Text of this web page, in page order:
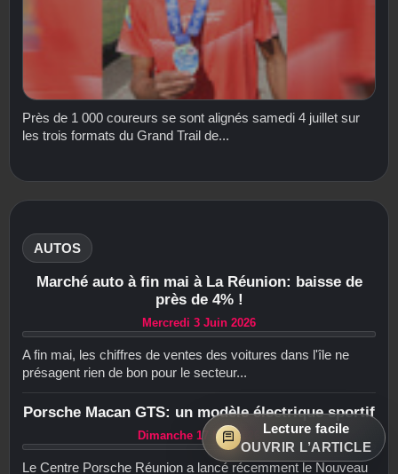
Près de 1 000 coureurs se sont alignés samedi 4 juillet sur
les trois formats du Grand Trail de...
AUTOS
Marché auto à fin mai à La Réunion: baisse de
près de 4% !
Mercredi 3 Juin 2026
A fin mai, les chiffres de ventes des voitures dans l'île ne
présagent rien de bon pour le secteur...
Porsche Macan GTS: un modèle électrique sportif
Dimanche 17 Mai 2026
Le Centre Porsche Réunion a lancé récemment le Nouveau
Lecture facile
OUVRIR L’ARTICLE